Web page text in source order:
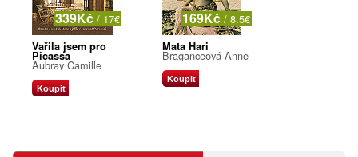
339Kč / 17€
Vařila jsem pro
Picassa
Aubray Camille
Koupit
169Kč / 8.5€
Mata Hari
Braganceová Anne
Koupit